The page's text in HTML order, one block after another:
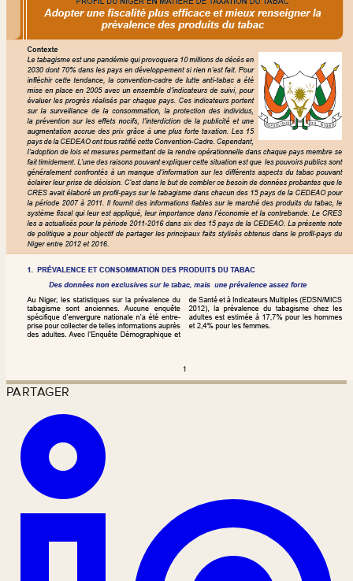
PARTAGER